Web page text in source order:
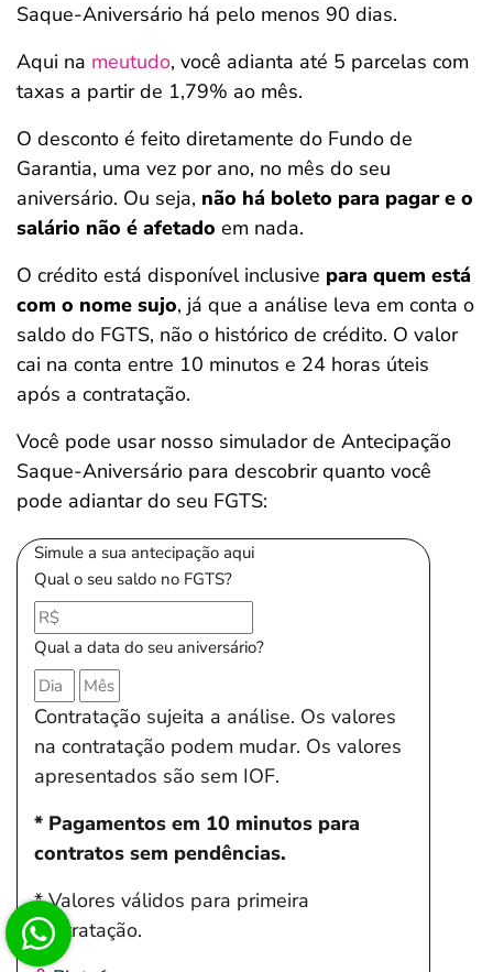
Saque-Aniversário há pelo menos 90 dias.
Aqui na meutudo, você adianta até 5 parcelas com
taxas a partir de 1,79% ao mês.
O desconto é feito diretamente do Fundo de
Garantia, uma vez por ano, no mês do seu
aniversário. Ou seja, não há boleto para pagar e o
salário não é afetado em nada.
O crédito está disponível inclusive para quem está
com o nome sujo, já que a análise leva em conta o
saldo do FGTS, não o histórico de crédito. O valor
cai na conta entre 10 minutos e 24 horas úteis
após a contratação.
Você pode usar nosso simulador de Antecipação
Saque-Aniversário para descobrir quanto você
pode adiantar do seu FGTS:
Simule a sua antecipação aqui
Qual o seu saldo no FGTS?
Qual a data do seu aniversário?
Contratação sujeita a análise. Os valores
na contratação podem mudar. Os valores
apresentados são sem IOF.
* Pagamentos em 10 minutos para
contratos sem pendências.
* Valores válidos para primeira
contratação.